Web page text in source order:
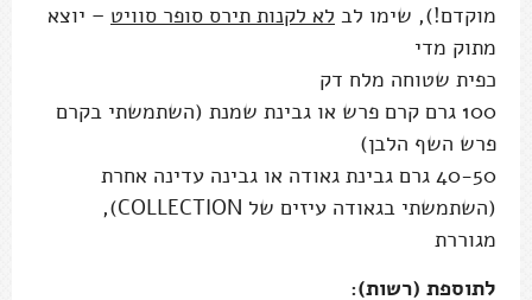
מוקדם!), שימו לב לא לקנות תירס סופר סוויט – יוצא
מתוק מדי
כפית שטוחה מלח דק
100 גרם קרם פרש או גבינת שמנת (השתמשתי בקרם
פרש השף הלבן)
40-50 גרם גבינת גאודה או גבינה עדינה אחרת
(השתמשתי בגאודה עיזים של COLLECTION),
מגוררת
לתוספת (רשות):